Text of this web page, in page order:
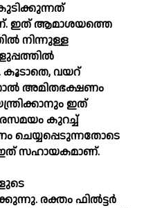
ഇത് ആമാശയത്തെ
നിന്നുള്ള
കൂടാതെ, വയറ്
അമിതഭക്ഷണം
ഇത്
കുറച്ച്‌
ഇത് സഹായകമാണ്.
രക്തം ഫില്‍ട്ടർ